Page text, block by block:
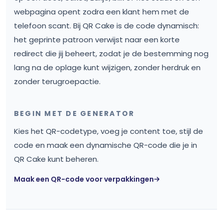
webpagina opent zodra een klant hem met de
telefoon scant. Bij QR Cake is de code dynamisch:
het geprinte patroon verwijst naar een korte
redirect die jij beheert, zodat je de bestemming nog
lang na de oplage kunt wijzigen, zonder herdruk en
zonder terugroepactie.
BEGIN MET DE GENERATOR
Kies het QR-codetype, voeg je content toe, stijl de
code en maak een dynamische QR-code die je in
QR Cake kunt beheren.
Maak een QR-code voor verpakkingen